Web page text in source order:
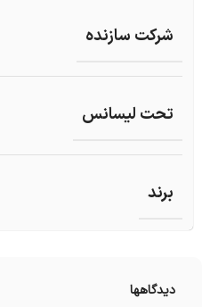
شرکت سازنده
تحت لیسانس
برند
دیدگاهها